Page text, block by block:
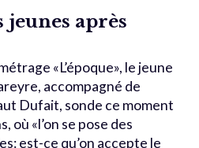
jeunes après
«L’époque», le jeune
accompagné de
Dufait, sonde ce moment
où «l’on se pose des
est-ce qu’on accepte le